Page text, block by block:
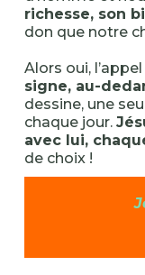
richesse, son
don que notre
Alors oui,
signe, au-
dessine, une
chaque jour.
avec lui,
de choix !